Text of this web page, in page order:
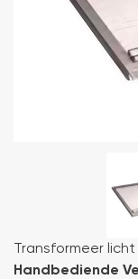
Transformeer
Handbediende